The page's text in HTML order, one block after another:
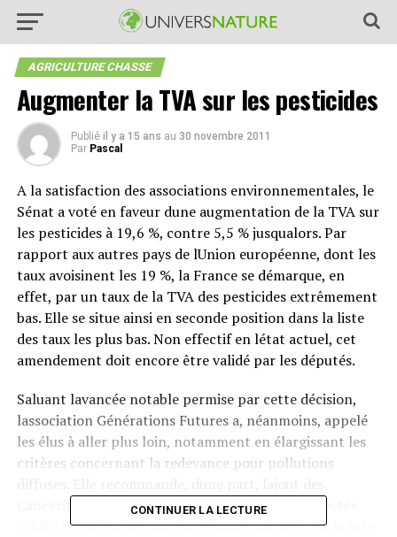
AGRICULTURE CHASSE
Augmenter la TVA sur les pesticides
Publié il y a 15 ans au 30 novembre 2011
Par Pascal
A la satisfaction des associations environnementales, le
Sénat a voté en faveur dune augmentation de la TVA sur
les pesticides à 19,6 %, contre 5,5 % jusqualors. Par
rapport aux autres pays de lUnion européenne, dont les
taux avoisinent les 19 %, la France se démarque, en
effet, par un taux de la TVA des pesticides extrêmement
bas. Elle se situe ainsi en seconde position dans la liste
des taux les plus bas. Non effectif en létat actuel, cet
amendement doit encore être validé par les députés.
Saluant lavancée notable permise par cette décision,
lassociation Générations Futures a, néanmoins, appelé
les élus à aller plus loin, notamment en élargissant les
critères concernant la redevance pour pollutions
Cancérigènes Mutagènes et Reprotoxiques suspectés
(CMR3) et des perturbateurs endocriniens (PE) à la liste
CONTINUER LA LECTURE